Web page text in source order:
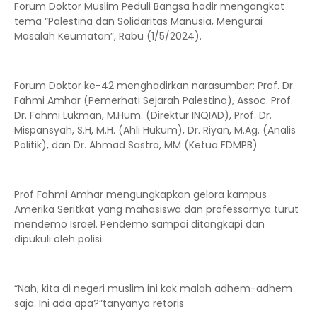
Forum Doktor Muslim Peduli Bangsa hadir mengangkat
tema “Palestina dan Solidaritas Manusia, Mengurai
Masalah Keumatan”, Rabu (1/5/2024).
Forum Doktor ke-42 menghadirkan narasumber: Prof. Dr.
Fahmi Amhar (Pemerhati Sejarah Palestina), Assoc. Prof.
Dr. Fahmi Lukman, M.Hum. (Direktur INQIAD), Prof. Dr.
Mispansyah, S.H, M.H. (Ahli Hukum), Dr. Riyan, M.Ag. (Analis
Politik), dan Dr. Ahmad Sastra, MM (Ketua FDMPB)
Prof Fahmi Amhar mengungkapkan gelora kampus
Amerika Seritkat yang mahasiswa dan professornya turut
mendemo Israel. Pendemo sampai ditangkapi dan
dipukuli oleh polisi.
“Nah, kita di negeri muslim ini kok malah adhem-adhem
saja. Ini ada apa?”tanyanya retoris